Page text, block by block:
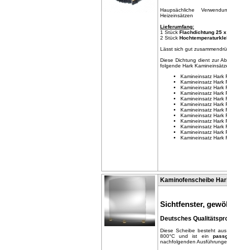
Haupsächliche
Heizeinsätzen
Lieferumfang:
1 Stück Flachdichtung 25
2 Stück
Lässt sich gut
Diese Dichtung dient zur
folgende Hark
Kamineinsatz Hark
Kamineinsatz Hark
Kamineinsatz Hark
Kamineinsatz Hark
Kamineinsatz Hark
Kamineinsatz Hark
Kamineinsatz Hark
Kamineinsatz Hark
Kamineinsatz Hark
Kamineinsatz Hark
Kamineinsatz Hark
Kamineinsatz Hark
Kaminofenscheibe
Sichtfenster,
Deutsches
Diese Scheibe besteht
800°C und ist ein
nachfolgenden